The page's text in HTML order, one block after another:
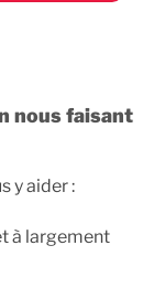
nous faisant
y aider :
à largement